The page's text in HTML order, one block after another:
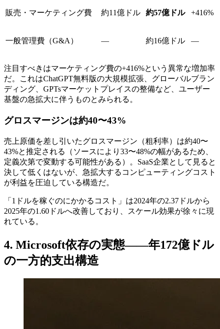
販売・マーケティング費 約11億ドル 約57億ドル +416%
一般管理費（G&A） — 約16億ドル —
注目すべきはマーケティング費の+416%という異常な増加率
だ。これはChatGPT無料版の大規模拡張、グローバルブラン
ディング、GPTsマーケットプレイスの整備など、ユーザー
基盤の急拡大に伴うものとみられる。
グロスマージンは約40〜43%
売上原価を差し引いたグロスマージン（粗利率）は約40〜
43%と推定される（ソースにより33〜48%の幅があるため、
定義次第で変動する可能性がある）。SaaS企業として見ると
決して低くはないが、急拡大するコンピューティングコスト
が利益を圧迫している構造だ。
「1ドルを稼ぐのにかかるコスト」は2024年の2.37ドルから
2025年の1.60ドルへ改善しており、スケール効果が徐々に現
れている。
4. Microsoft依存の実態——年172億ドル
の一方的支出構造